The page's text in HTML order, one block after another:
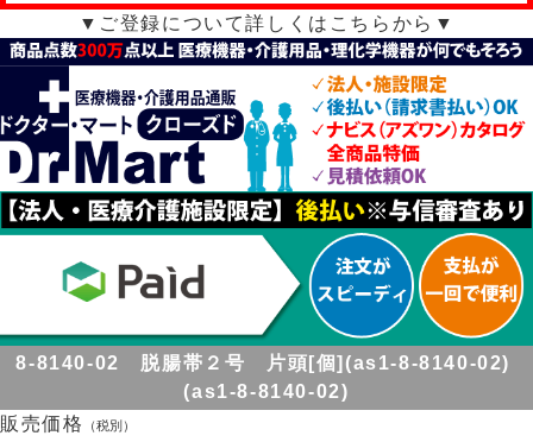
▼ご登録について詳しくはこちらから▼
8-8140-02 脱腸帯２号 片頭[個](as1-8-8140-02)
(as1-8-8140-02)
販売価格
（税別）